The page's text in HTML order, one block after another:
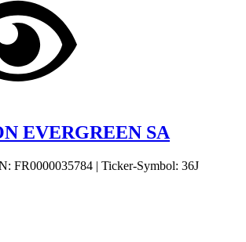
EVERGREEN SA
FR0000035784 | Ticker-Symbol: 36J